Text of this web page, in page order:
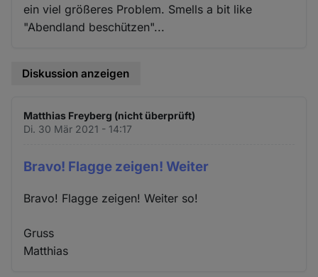
ein viel größeres Problem. Smells a bit like
"Abendland beschützen"...
Diskussion anzeigen
Matthias Freyberg (nicht überprüft)
Di. 30 Mär 2021 - 14:17
Bravo! Flagge zeigen! Weiter
Bravo! Flagge zeigen! Weiter so!
Gruss
Matthias